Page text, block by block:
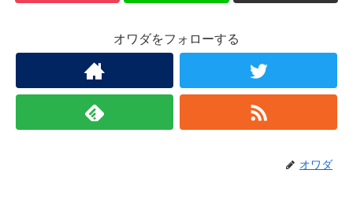
オワダをフォローする
オワダ